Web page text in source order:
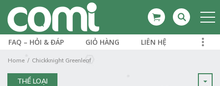
FAQ – HỎI & ĐÁP GIỎ HÀNG LIÊN HỆ
Home Chickknight Greenleaf
THỂ LOẠI